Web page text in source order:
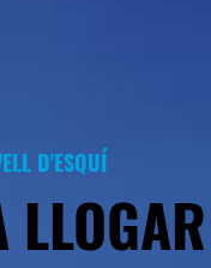
D'ESQUÍ
LLOGAR